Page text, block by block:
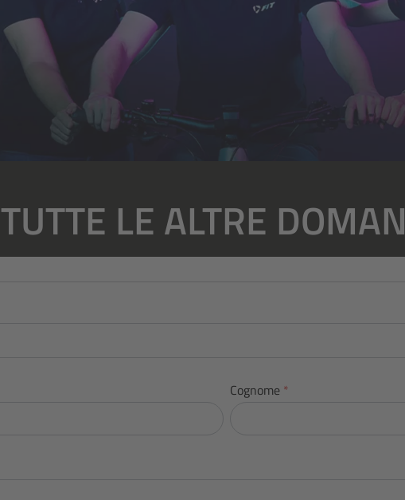
TUTTE LE ALTRE
Cognome *